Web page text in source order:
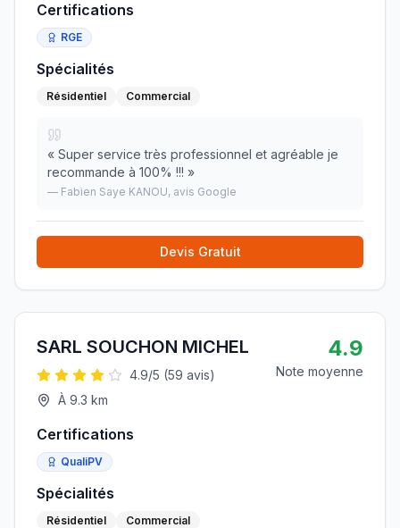
Certifications
RGE
Spécialités
Résidentiel Commercial
« Super service très professionnel et agréable je
recommande à 100% !!! »
— Fabien Saye KANOU, avis Google
Devis Gratuit
SARL SOUCHON MICHEL
4.9/5 (59 avis)
À 9.3 km
4.9
Note moyenne
Certifications
QualiPV
Spécialités
Résidentiel Commercial